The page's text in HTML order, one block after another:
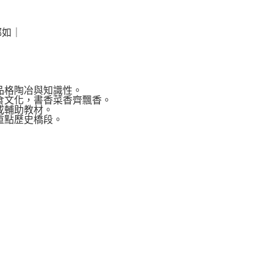
免運
｜
陶冶與知識性。
化，書香菜香齊飄香。
助教材。
歷史橋段。